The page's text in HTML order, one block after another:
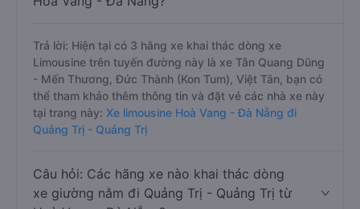
Trả lời: Hiện tại có 3 hãng xe khai thác dòng xe
Limousine trên tuyến đường này là xe Tân Quang Dũng
- Mến Thương, Đức Thành (Kon Tum), Việt Tân, bạn có
thể tham khảo thêm thông tin và đặt vé các nhà xe này
tại trang này: Xe limousine Hoà Vang - Đà Nẵng đi
Quảng Trị - Quảng Trị
Câu hỏi: Các hãng xe nào khai thác dòng
xe giường nằm đi Quảng Trị - Quảng Trị từ